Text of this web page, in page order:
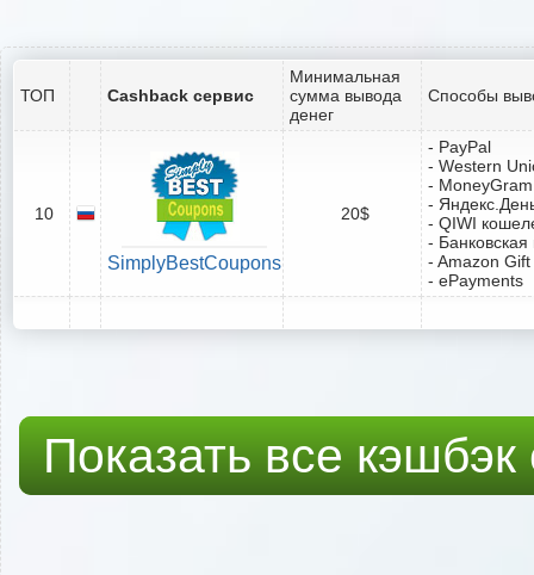
ТОП Cashback сервис
Минимальная
сумма вывода
денег
Способы
10
SimplyBestCoupons
20$
- PayPal
- Western
- MoneyGram
-
- QIWI
-
- Amazon
- ePayments
Показать все